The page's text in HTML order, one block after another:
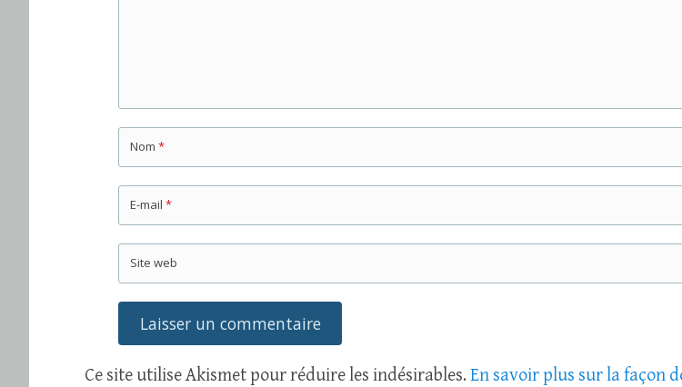
Nom *
E-mail *
Site web
Ce site utilise Akismet pour réduire les indésirables. En savoir plus sur la façon